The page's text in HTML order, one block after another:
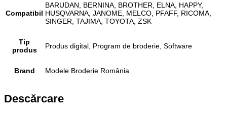
Compatibil
BARUDAN, BERNINA, BROTHER, ELNA, HAPPY,
HUSQVARNA, JANOME, MELCO, PFAFF, RICOMA,
SINGER, TAJIMA, TOYOTA, ZSK
Tip
produs
Produs digital, Program de broderie, Software
Brand Modele Broderie România
Descărcare